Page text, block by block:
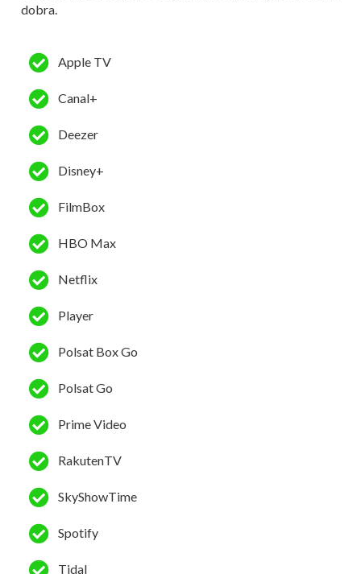
dobra.
Apple TV
Canal+
Deezer
Disney+
FilmBox
HBO Max
Netflix
Player
Polsat Box Go
Polsat Go
Prime Video
RakutenTV
SkyShowTime
Spotify
Tidal